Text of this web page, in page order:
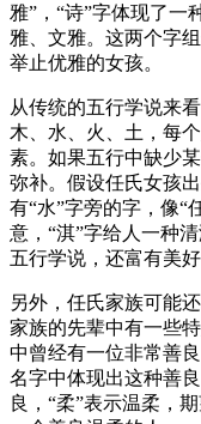
雅”，“诗”字体现了一
雅、文雅。这两个字
举止优雅的女孩。
从传统的五行学说来
木、水、火、土，每
素。如果五行中缺少
弥补。假设任氏女孩
有“水”字旁的字，像“
意，“淇”字给人一种
五行学说，还富有美好
另外，任氏家族可能
家族的先辈中有一些
中曾经有一位非常善
名字中体现出这种善
良，“柔”表示温柔，